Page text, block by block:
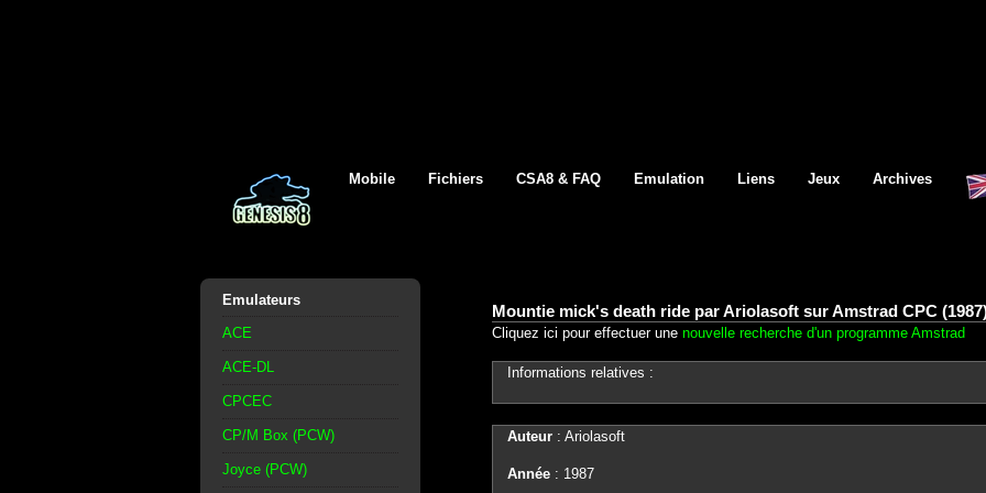
Mobile Fichiers CSA8 & FAQ Emulation Liens Jeux Archives
Emulateurs
ACE
ACE-DL
CPCEC
CP/M Box (PCW)
Joyce (PCW)
Mountie mick's death ride par Ariolasoft sur Amstrad CPC
Cliquez ici pour effectuer une nouvelle recherche d'un programme Amstrad
Informations relatives :
Auteur: Ariolasoft
Année: 1987